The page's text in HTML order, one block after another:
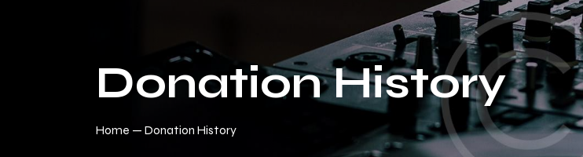
Donation History
Home Donation History